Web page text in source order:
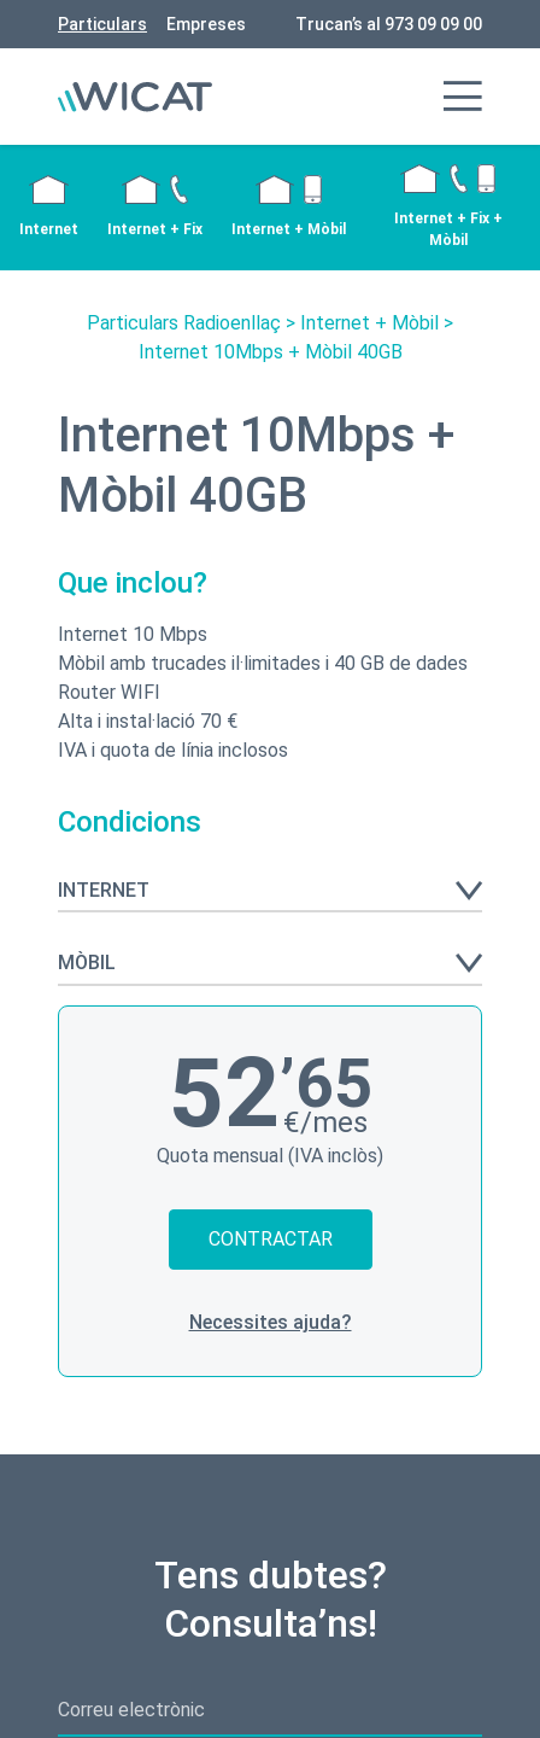
Particulars Empreses Trucan’s al 973 09 09 00
Internet Internet + Fix Internet + Mòbil
Internet + Fix +
Mòbil
Particulars Radioenllaç > Internet + Mòbil >
Internet 10Mbps + Mòbil 40GB
Internet 10Mbps +
Mòbil 40GB
Que inclou?
Internet 10 Mbps
Mòbil amb trucades il·limitades i 40 GB de dades
Router WIFI
Alta i instal·lació 70 €
IVA i quota de línia inclosos
Condicions
INTERNET
MÒBIL
52’65
€/mes
Quota mensual (IVA inclòs)
CONTRACTAR
Necessites ajuda?
Tens dubtes?
Consulta’ns!